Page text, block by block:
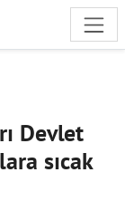
Devlet
sıcak